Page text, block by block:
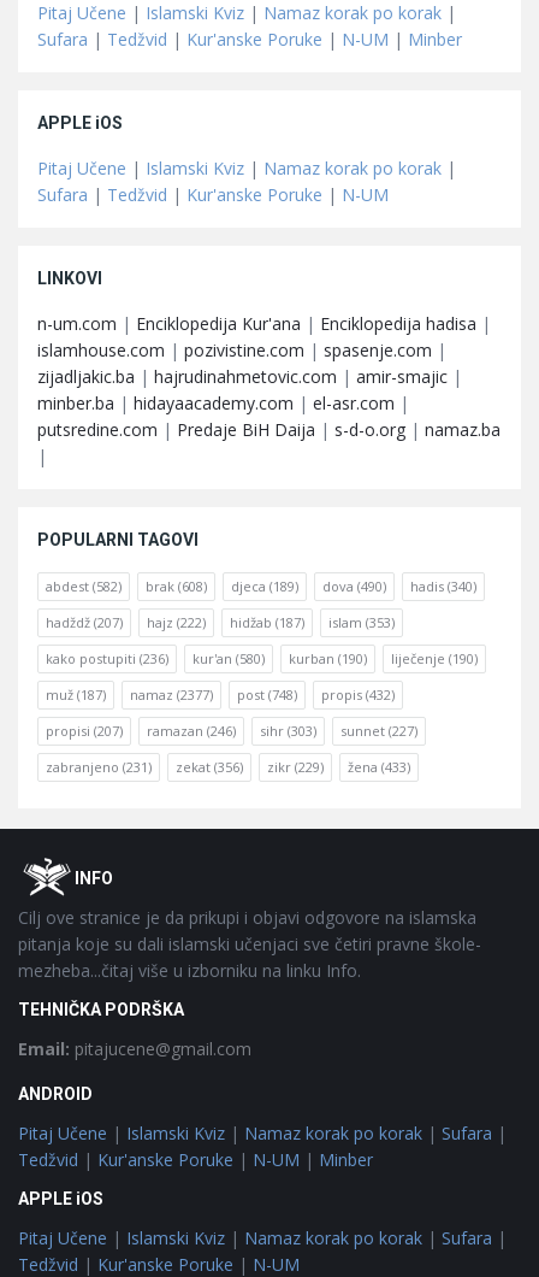
Pitaj Učene | Islamski Kviz | Namaz korak po korak |
Sufara | Tedžvid | Kur'anske Poruke | N-UM | Minber
APPLE iOS
Pitaj Učene | Islamski Kviz | Namaz korak po korak |
Sufara | Tedžvid | Kur'anske Poruke | N-UM
LINKOVI
n-um.com | Enciklopedija Kur'ana | Enciklopedija hadisa |
islamhouse.com | pozivistine.com | spasenje.com |
zijadljakic.ba | hajrudinahmetovic.com | amir-smajic |
minber.ba | hidayaacademy.com | el-asr.com |
putsredine.com | Predaje BiH Daija | s-d-o.org | namaz.ba
|
POPULARNI TAGOVI
abdest (582) brak (608) djeca (189) dova (490) hadis (340)
hadždž (207) hajz (222) hidžab (187) islam (353)
kako postupiti (236) kur'an (580) kurban (190) liječenje (190)
muž (187) namaz (2377) post (748) propis (432)
propisi (207) ramazan (246) sihr (303) sunnet (227)
zabranjeno (231) zekat (356) zikr (229) žena (433)
FooterOINFO
Cilj ove stranice je da prikupi i objavi odgovore na islamska
pitanja koje su dali islamski učenjaci sve četiri pravne škole-
mezheba...čitaj više u izborniku na linku Info.
TEHNIČKA PODRŠKA
Email: pitajucene@gmail.com
ANDROID
Pitaj Učene | Islamski Kviz | Namaz korak po korak | Sufara |
Tedžvid | Kur'anske Poruke | N-UM | Minber
APPLE iOS
Pitaj Učene | Islamski Kviz | Namaz korak po korak | Sufara |
Tedžvid | Kur'anske Poruke | N-UM